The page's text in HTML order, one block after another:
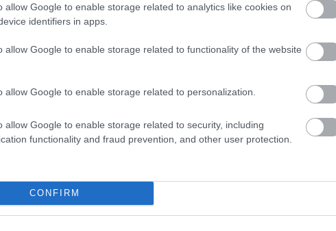
allow Google to enable storage related to analytics like cookies on
identifiers in apps.
allow Google to enable storage related to functionality of the website
allow Google to enable storage related to personalization.
allow Google to enable storage related to security, including
functionality and fraud prevention, and other user protection.
CONFIRM
arról, hogy hamarosan döntés születhet az XRP jogi státuszáról.
intézményi érdeklődést mutat. A Ripple Labs9,1 millió RLUSD
lehet az XRP jövője szempontjából
Ez a mémérme ötvözi az
.